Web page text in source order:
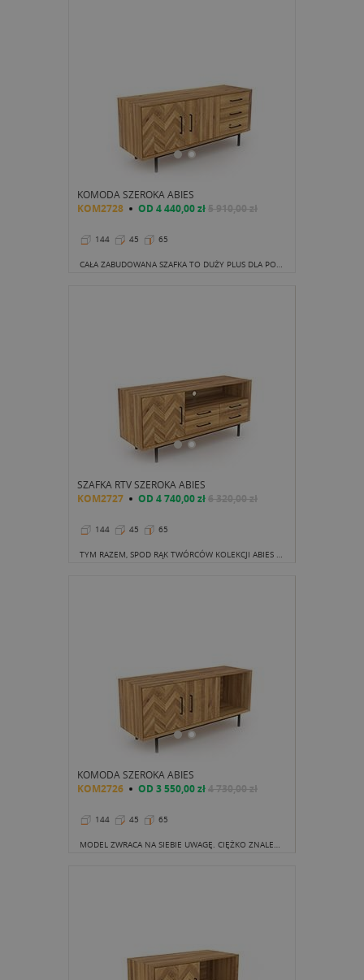
KOMODA SZEROKA ABIES
KOM2728 OD 4 440,00 zł5 910,00 zł
144 45 65
CAŁA ZABUDOWANA SZAFKA TO DUŻY PLUS DLA PORZĄDKU OPTYCZNEGO. SPORO MIEJSCA DO PRZECHOWYWANIA, WSZYSTKO UKRYTE, MOŻNA SKUPIĆ SIĘ NA DOBRYM FILMIE OGLĄDANYM NA TELEWIZORZE USTAWIONYM NA BLACIE.
SZAFKA RTV SZEROKA ABIES
KOM2727 OD 4 740,00 zł6 320,00 zł
144 45 65
TYM RAZEM, SPOD RĄK TWÓRCÓW KOLEKCJI ABIES WYSZEDŁ WYŻSZY REGAŁ POD RTV, KTÓREGO KOMPOZYCJA TO POJEDYNCZA, ZAMYKANA SZAFKA, CZTERY MAŁE SZUFLADKI ORAZ OTWARTA PÓŁKA Z OTWOREM NA KABLE W TYLNEJ ŚCIANIE.
KOMODA SZEROKA ABIES
KOM2726 OD 3 550,00 zł4 730,00 zł
144 45 65
MODEL ZWRACA NA SIEBIE UWAGĘ. CIĘŻKO ZNALEŹĆ DRUGI TAKI SAM ZWŁASZCZA BIORĄC POD UWAGĘ UNIKATOWOŚĆ KAŻDEGO KAWAŁKA DREWNA.